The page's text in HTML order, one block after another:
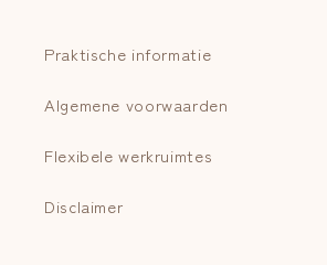
Praktische informatie
Algemene voorwaarden
Flexibele werkruimtes
Disclaimer